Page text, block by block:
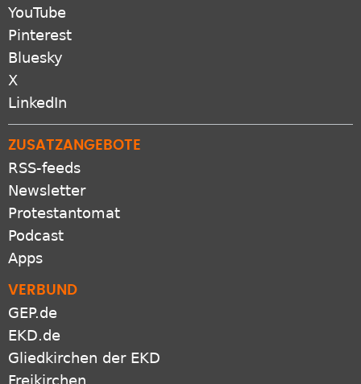
YouTube
Pinterest
Bluesky
X
LinkedIn
ZUSATZANGEBOTE
RSS-feeds
Newsletter
Protestantomat
Podcast
Apps
VERBUND
GEP.de
EKD.de
Gliedkirchen der EKD
Freikirchen